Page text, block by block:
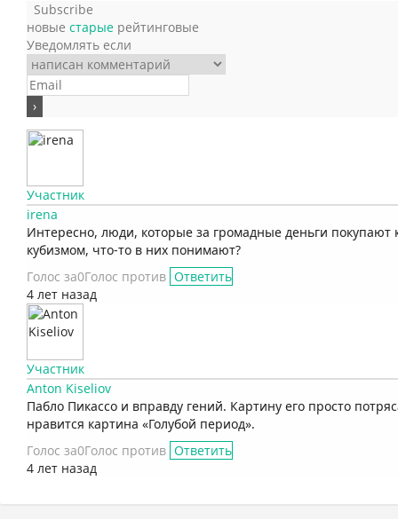
Subscribe
новые старые рейтинговые
Уведомлять если
Участник
irena
Интересно, люди, которые за громадные деньги покупают
кубизмом, что-то в них понимают?
Голос за0Голос против Ответить
4 лет назад
Участник
Anton Kiseliov
Пабло Пикассо и вправду гений. Картину его просто
нравится картина «Голубой период».
Голос за0Голос против Ответить
4 лет назад